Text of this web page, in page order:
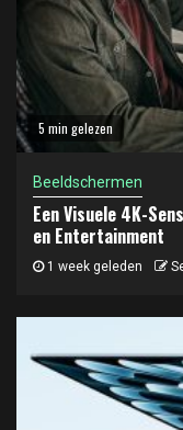
5 min gelezen
Beeldschermen
Een Visuele 4K-
en Entertainment
1 week geleden